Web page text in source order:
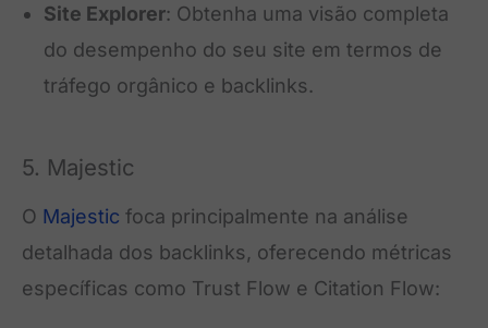
Site Explorer: Obtenha uma visão completa
do desempenho do seu site em termos de
tráfego orgânico e backlinks.
5. Majestic
O Majestic foca principalmente na análise
detalhada dos backlinks, oferecendo métricas
específicas como Trust Flow e Citation Flow: